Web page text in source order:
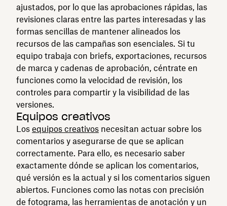
ajustados, por lo que las aprobaciones rápidas, las
revisiones claras entre las partes interesadas y las
formas sencillas de mantener alineados los
recursos de las campañas son esenciales. Si tu
equipo trabaja con briefs, exportaciones, recursos
de marca y cadenas de aprobación, céntrate en
funciones como la velocidad de revisión, los
controles para compartir y la visibilidad de las
versiones.
Equipos creativos
Los equipos creativos necesitan actuar sobre los
comentarios y asegurarse de que se aplican
correctamente. Para ello, es necesario saber
exactamente dónde se aplican los comentarios,
qué versión es la actual y si los comentarios siguen
abiertos. Funciones como las notas con precisión
de fotograma, las herramientas de anotación y un